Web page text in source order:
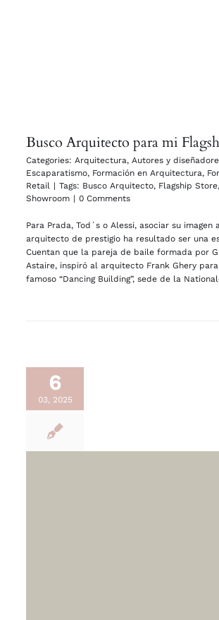
Busco Arquitecto para mi
Categories: Arquitectura, Autores y
Escaparatismo, Formación en Arquitectura,
Retail | Tags: Busco Arquitecto, Flagship Store,
Showroom | 0 Comments
Para Prada, Tod´s o Alessi, asociar su imagen
arquitecto de prestigio ha resultado ser una
Cuentan que la pareja de baile formada por
Astaire, inspiró al arquitecto Frank Ghery
famoso “Dancing Building”, sede de la
6
03, 2025